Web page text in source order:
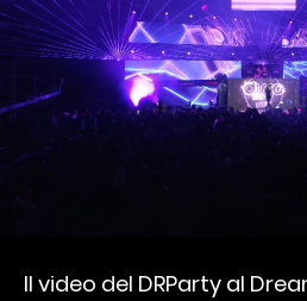
Il video del DRParty al